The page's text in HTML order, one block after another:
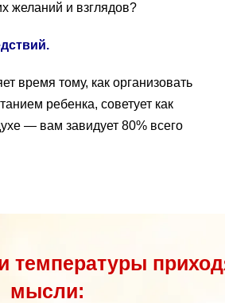
желаний и взглядов?
время тому, как организовать
ребенка, советует как
— вам завидует 80% всего
мысли: